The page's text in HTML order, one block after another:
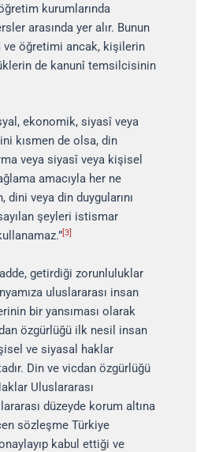
kurumlarında
arasında yer alır. Bunun
ve öğretimi ancak, kişilerin
de kanunî temsilcisinin
ekonomik, siyasî veya
kısmen de olsa, din
veya siyasî veya kişisel
amacıyla her ne
veya din duygularını
şeyleri istismar
[3]
getirdiği zorunluluklar
uluslararası insan
bir yansıması olarak
özgürlüğü ilk nesil insan
ve siyasal haklar
Din ve vicdan özgürlüğü
Uluslararası
düzeyde korum altına
sözleşme Türkiye
kabul ettiği ve